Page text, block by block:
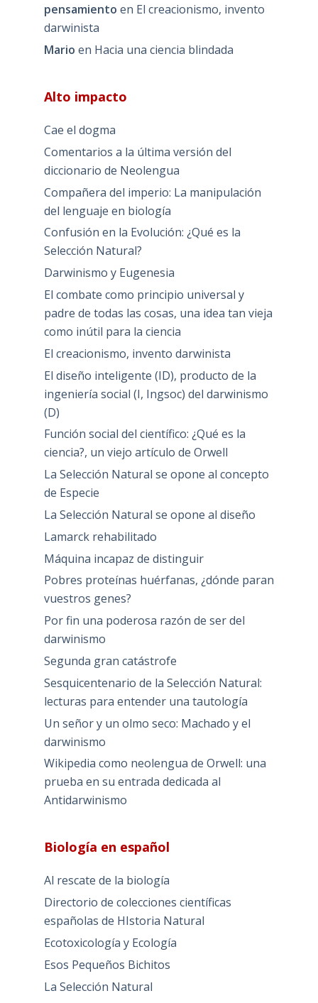
pensamiento en El creacionismo, invento
darwinista
Mario en Hacia una ciencia blindada
Alto impacto
Cae el dogma
Comentarios a la última versión del
diccionario de Neolengua
Compañera del imperio: La manipulación
del lenguaje en biología
Confusión en la Evolución: ¿Qué es la
Selección Natural?
Darwinismo y Eugenesia
El combate como principio universal y
padre de todas las cosas, una idea tan vieja
como inútil para la ciencia
El creacionismo, invento darwinista
El diseño inteligente (ID), producto de la
ingeniería social (I, Ingsoc) del darwinismo
(D)
Función social del científico: ¿Qué es la
ciencia?, un viejo artículo de Orwell
La Selección Natural se opone al concepto
de Especie
La Selección Natural se opone al diseño
Lamarck rehabilitado
Máquina incapaz de distinguir
Pobres proteínas huérfanas, ¿dónde paran
vuestros genes?
Por fin una poderosa razón de ser del
darwinismo
Segunda gran catástrofe
Sesquicentenario de la Selección Natural:
lecturas para entender una tautología
Un señor y un olmo seco: Machado y el
darwinismo
Wikipedia como neolengua de Orwell: una
prueba en su entrada dedicada al
Antidarwinismo
Biología en español
Al rescate de la biología
Directorio de colecciones científicas
españolas de HIstoria Natural
Ecotoxicología y Ecología
Esos Pequeños Bichitos
La Selección Natural